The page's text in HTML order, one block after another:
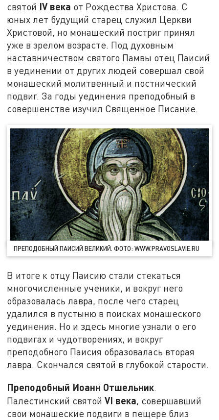
святой IVвека от Рождества Христова. С
юных лет будущий старец служил Церкви
Христовой, но монашеский постриг принял
уже в зрелом возрасте. Под духовным
наставничеством святого Памвы отец Паисий
в уединении от других людей совершал свой
монашеский молитвенный и постнический
подвиг. За годы уединения преподобный в
совершенстве изучил Священное Писание.
ПРЕПОДОБНЫЙ ПАИСИЙ ВЕЛИКИЙ. ФОТО: WWW.PRAVOSLAVIE.RU
В итоге к отцу Паисию стали стекаться
многочисленные ученики, и вокруг него
образовалась лавра, после чего старец
удалился в пустыню в поисках монашеского
уединения. Но и здесь многие узнали о его
подвигах и чудотворениях, и вокруг
преподобного Паисия образовалась вторая
лавра. Скончался святой в глубокой старости.
Преподобный Иоанн Отшельник.
Палестинский святойVI века, совершавший
свои монашеские подвиги в пещере близ